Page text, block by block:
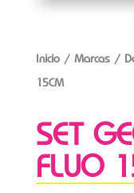
Inicio/ Marcas/
15CM
SET
FLUO